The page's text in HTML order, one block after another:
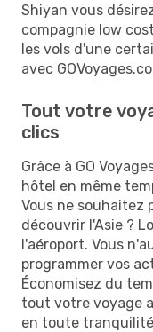
Shiyan vous
compagnie low
les vols d'une
avec
Tout votre
clics
Grâce à GO
hôtel en même
Vous ne souhaitez
découvrir l'Asie ?
l'aéroport. Vous
programmer vos
Économisez du
tout votre voyage
en toute